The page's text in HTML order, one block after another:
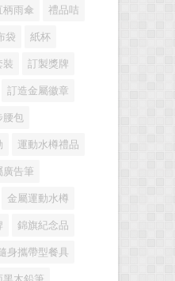
柄雨傘 禮品咭
袋 紙杯
裝 訂製獎牌
訂造金屬徽章
腰包
運動水樽禮品
廣告筆
金屬運動水樽
錦旗紀念品
身攜帶型餐具